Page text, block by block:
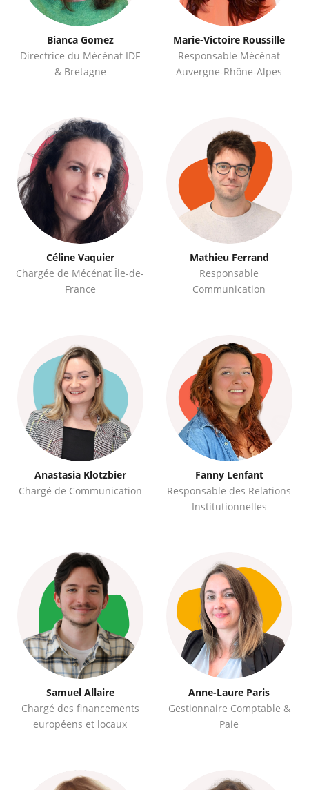
Bianca Gomez
Directrice du Mécénat IDF
& Bretagne
Marie-Victoire Roussille
Responsable Mécénat
Auvergne-Rhône-Alpes
Céline Vaquier
Chargée de Mécénat Île-de-
France
Mathieu Ferrand
Responsable
Communication
Anastasia Klotzbier
Chargé de Communication
Fanny Lenfant
Responsable des Relations
Institutionnelles
Samuel Allaire
Chargé des financements
européens et locaux
Anne-Laure Paris
Gestionnaire Comptable &
Paie